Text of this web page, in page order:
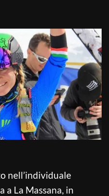
nell’individuale
a La Massana, in